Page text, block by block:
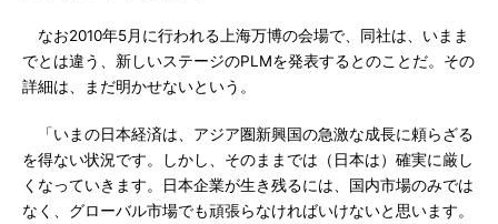
なお2010年5月に行われる上海万博の会場で、同社は、いまま
でとは違う、新しいステージのPLMを発表するとのことだ。その
詳細は、まだ明かせないという。
「いまの日本経済は、アジア圏新興国の急激な成長に頼らざる
を得ない状況です。しかし、そのままでは（日本は）確実に厳し
くなっていきます。日本企業が生き残るには、国内市場のみでは
なく、グローバル市場でも頑張らなければいけないと思います。